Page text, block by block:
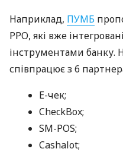
Наприклад, ПУМБ
РРО, які вже
інструментами
співпрацює з 6
E-чек;
CheckBox;
SM-POS;
Cashalot;